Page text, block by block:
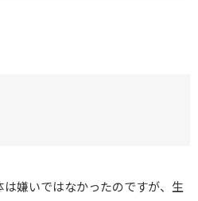
嫌いではなかったのですが、生